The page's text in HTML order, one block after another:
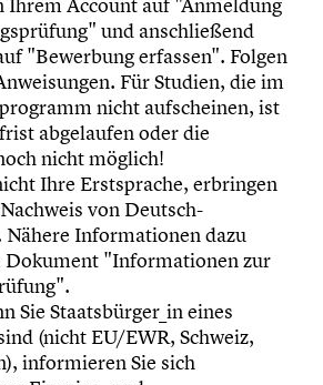
und anschließend
"Bewerbung erfassen". Folgen
Für Studien, die im
nicht aufscheinen, ist
abgelaufen oder die
nicht möglich!
Ihre Erstsprache, erbringen
von Deutsch-
Nähere Informationen dazu
Dokument "Informationen zur
Sie Staatsbürger_in eines
(nicht EU/EWR, Schweiz,
informieren Sie sich